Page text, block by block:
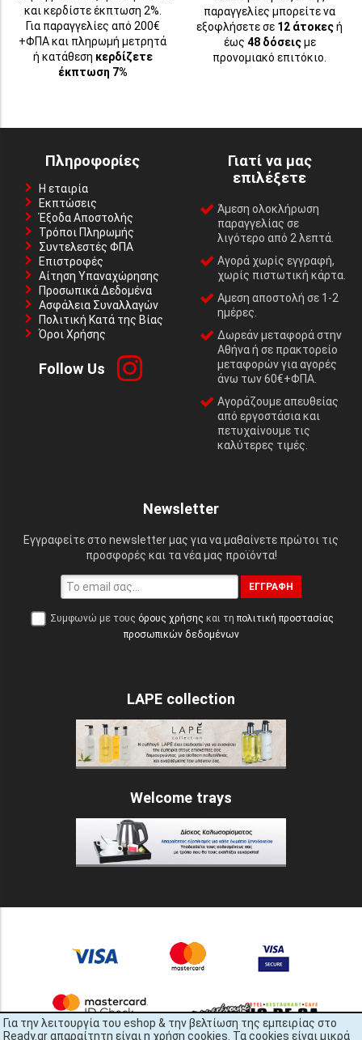
Για την λειτουργία του eshop & την βελτίωση της εμπειρίας στο
Ready.gr απαραίτητη είναι η χρήση cookies. Τα cookies είναι μικρά
και κερδίστε έκπτωση 2%.
Για παραγγελίες από 200€
+ΦΠΑ και πληρωμή μετρητά
ή κατάθεση κερδίζετε
έκπτωση 7%
παραγγελίες μπορείτε να
εξοφλήσετε σε 12 άτοκεςή
έως 48 δόσειςμε
προνομιακό επιτόκιο.
Πληροφορίες
Η εταιρία
Εκπτώσεις
Έξοδα Αποστολής
Τρόποι Πληρωμής
Συντελεστές ΦΠΑ
Επιστροφές
Αίτηση Υπαναχώρησης
Προσωπικά Δεδομένα
Ασφάλεια Συναλλαγών
Πολιτική Κατά της Βίας
Όροι Χρήσης
Follow Us
Γιατί να μας
επιλέξετε
Άμεση ολοκλήρωση
παραγγελίας σε
λιγότερο από 2 λεπτά.
Αγορά χωρίς εγγραφή,
χωρίς πιστωτική κάρτα.
Αμεση αποστολή σε 1-2
ημέρες.
Δωρεάν μεταφορά στην
Αθήνα ή σε πρακτορείο
μεταφορών για αγορές
άνω των 60€+ΦΠΑ.
Αγοράζουμε απευθείας
από εργοστάσια και
πετυχαίνουμε τις
καλύτερες τιμές.
Newsletter
Εγγραφείτε στο newsletter μας για να μαθαίνετε πρώτοι τις
προσφορές και τα νέα μας προϊόντα!
ΕΓΓΡΑΦΉ
Συμφωνώ με τους όρους χρήσης και τη πολιτική προστασίας
προσωπικών δεδομένων
LAPE collection
Welcome trays